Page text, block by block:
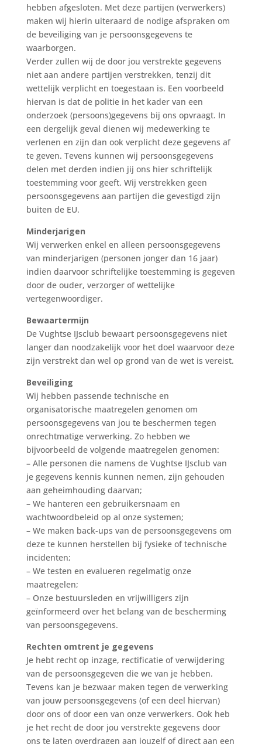
hebben afgesloten. Met deze partijen (verwerkers)
maken wij hierin uiteraard de nodige afspraken om
de beveiliging van je persoonsgegevens te
waarborgen.
Verder zullen wij de door jou verstrekte gegevens
niet aan andere partijen verstrekken, tenzij dit
wettelijk verplicht en toegestaan is. Een voorbeeld
hiervan is dat de politie in het kader van een
onderzoek (persoons)gegevens bij ons opvraagt. In
een dergelijk geval dienen wij medewerking te
verlenen en zijn dan ook verplicht deze gegevens af
te geven. Tevens kunnen wij persoonsgegevens
delen met derden indien jij ons hier schriftelijk
toestemming voor geeft. Wij verstrekken geen
persoonsgegevens aan partijen die gevestigd zijn
buiten de EU.
Minderjarigen
Wij verwerken enkel en alleen persoonsgegevens
van minderjarigen (personen jonger dan 16 jaar)
indien daarvoor schriftelijke toestemming is gegeven
door de ouder, verzorger of wettelijke
vertegenwoordiger.
Bewaartermijn
De Vughtse IJsclub bewaart persoonsgegevens niet
langer dan noodzakelijk voor het doel waarvoor deze
zijn verstrekt dan wel op grond van de wet is vereist.
Beveiliging
Wij hebben passende technische en
organisatorische maatregelen genomen om
persoonsgegevens van jou te beschermen tegen
onrechtmatige verwerking. Zo hebben we
bijvoorbeeld de volgende maatregelen genomen:
– Alle personen die namens de Vughtse IJsclub van
je gegevens kennis kunnen nemen, zijn gehouden
aan geheimhouding daarvan;
– We hanteren een gebruikersnaam en
wachtwoordbeleid op al onze systemen;
– We maken back-ups van de persoonsgegevens om
deze te kunnen herstellen bij fysieke of technische
incidenten;
– We testen en evalueren regelmatig onze
maatregelen;
– Onze bestuursleden en vrijwilligers zijn
geïnformeerd over het belang van de bescherming
van persoonsgegevens.
Rechten omtrent je gegevens
Je hebt recht op inzage, rectificatie of verwijdering
van de persoonsgegeven die we van je hebben.
Tevens kan je bezwaar maken tegen de verwerking
van jouw persoonsgegevens (of een deel hiervan)
door ons of door een van onze verwerkers. Ook heb
je het recht de door jou verstrekte gegevens door
ons te laten overdragen aan jouzelf of direct aan een